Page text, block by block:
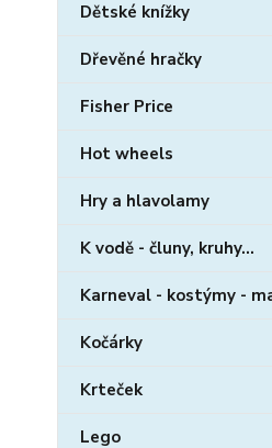
Dětské knížky
Dřevěné hračky
Fisher Price
Hot wheels
Hry a hlavolamy
K vodě - čluny, kruhy...
Karneval - kostýmy -
Kočárky
Krteček
Lego